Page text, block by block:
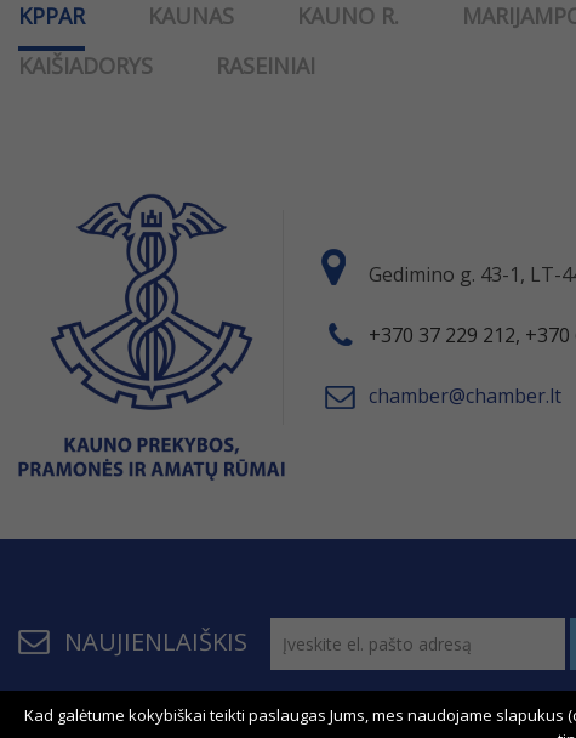
KPPAR KAUNAS KAUNO R.
KAIŠIADORYS
RASEINIAI
Gedimino g. 43-1, LT-
+370 37 229 212, +370
chamber@chamber.lt
NAUJIENLAIŠKIS
© 2011 - 2026, KPPAR . Visos teisės saugomos.
Kad galėtume kokybiškai teikti paslaugas Jums, mes naudojame